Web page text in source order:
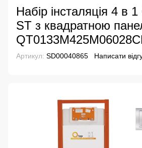
Набір інсталяція 4 в
ST з квадратною
Артикул: SD00040865 Написати